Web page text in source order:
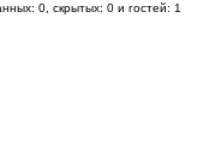
0, скрытых: 0 и гостей: 1